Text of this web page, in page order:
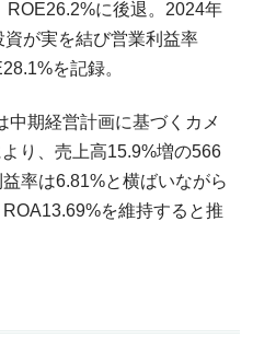
ROE26.2%に後退。2024年
が実を結び営業利益率
を記録。
中期経営計画に基づくカメ
り、売上高15.9%増の566
率は6.81%と横ばいながら
を維持すると推